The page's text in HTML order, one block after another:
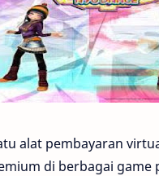
alat pembayaran
di berbagai game